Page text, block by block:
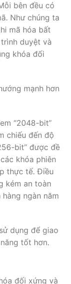
bên đều có
Như chúng ta
mã hóa bất
duyệt và
khóa đối
mạnh hơn
“2048-bit”
chiếu đến độ
bit” được đề
khóa phiên
thực tế. Điều
kém an toàn
ngàn năm
dụng để giao
tốt hơn.
đối xứng và